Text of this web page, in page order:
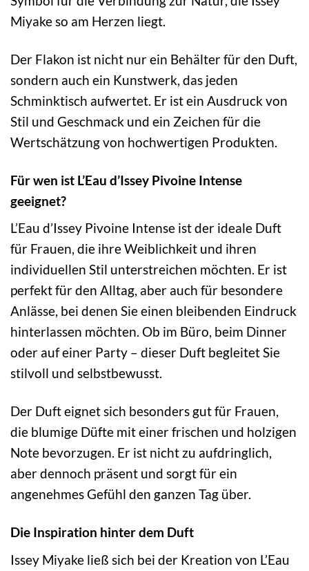
Miyake so am Herzen liegt.
Der Flakon ist nicht nur ein Behälter für den Duft,
sondern auch ein Kunstwerk, das jeden
Schminktisch aufwertet. Er ist ein Ausdruck von
Stil und Geschmack und ein Zeichen für die
Wertschätzung von hochwertigen Produkten.
Für wen ist L’Eau d’Issey Pivoine Intense
geeignet?
L’Eau d’Issey Pivoine Intense ist der ideale Duft
für Frauen, die ihre Weiblichkeit und ihren
individuellen Stil unterstreichen möchten. Er ist
perfekt für den Alltag, aber auch für besondere
Anlässe, bei denen Sie einen bleibenden Eindruck
hinterlassen möchten. Ob im Büro, beim Dinner
oder auf einer Party – dieser Duft begleitet Sie
stilvoll und selbstbewusst.
Der Duft eignet sich besonders gut für Frauen,
die blumige Düfte mit einer frischen und holzigen
Note bevorzugen. Er ist nicht zu aufdringlich,
aber dennoch präsent und sorgt für ein
angenehmes Gefühl den ganzen Tag über.
Die Inspiration hinter dem Duft
Issey Miyake ließ sich bei der Kreation von L’Eau